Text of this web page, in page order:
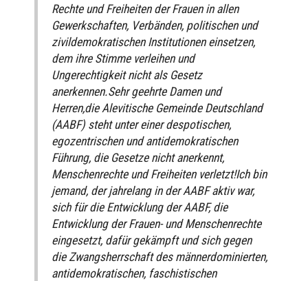
Rechte und Freiheiten der Frauen in allen
Gewerkschaften, Verbänden, politischen und
zivildemokratischen Institutionen einsetzen,
dem ihre Stimme verleihen und
Ungerechtigkeit nicht als Gesetz
anerkennen.Sehr geehrte Damen und
Herren,die Alevitische Gemeinde Deutschland
(AABF) steht unter einer despotischen,
egozentrischen und antidemokratischen
Führung, die Gesetze nicht anerkennt,
Menschenrechte und Freiheiten verletzt!Ich bin
jemand, der jahrelang in der AABF aktiv war,
sich für die Entwicklung der AABF, die
Entwicklung der Frauen- und Menschenrechte
eingesetzt, dafür gekämpft und sich gegen
die Zwangsherrschaft des männerdominierten,
antidemokratischen, faschistischen